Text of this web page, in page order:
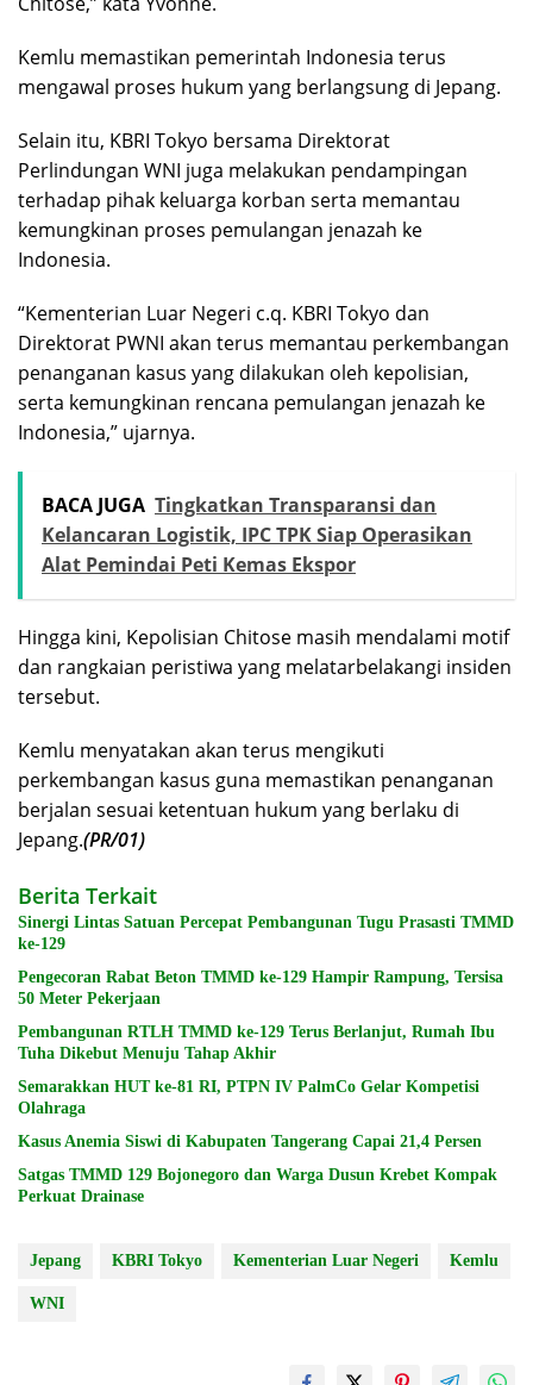
Kemlu memastikan pemerintah Indonesia terus
mengawal proses hukum yang berlangsung di Jepang.
Selain itu, KBRI Tokyo bersama Direktorat
Perlindungan WNI juga melakukan pendampingan
terhadap pihak keluarga korban serta memantau
kemungkinan proses pemulangan jenazah ke
Indonesia.
“Kementerian Luar Negeri c.q. KBRI Tokyo dan
Direktorat PWNI akan terus memantau perkembangan
penanganan kasus yang dilakukan oleh kepolisian,
serta kemungkinan rencana pemulangan jenazah ke
Indonesia,” ujarnya.
BACA JUGA Tingkatkan Transparansi dan
Kelancaran Logistik, IPC TPK Siap Operasikan
Alat Pemindai Peti Kemas Ekspor
Hingga kini, Kepolisian Chitose masih mendalami motif
dan rangkaian peristiwa yang melatarbelakangi insiden
tersebut.
Kemlu menyatakan akan terus mengikuti
perkembangan kasus guna memastikan penanganan
berjalan sesuai ketentuan hukum yang berlaku di
Jepang.(PR/01)
Berita Terkait
Sinergi Lintas Satuan Percepat Pembangunan Tugu Prasasti TMMD
ke-129
Pengecoran Rabat Beton TMMD ke-129 Hampir Rampung, Tersisa
50 Meter Pekerjaan
Pembangunan RTLH TMMD ke-129 Terus Berlanjut, Rumah Ibu
Tuha Dikebut Menuju Tahap Akhir
Semarakkan HUT ke-81 RI, PTPN IV PalmCo Gelar Kompetisi
Olahraga
Kasus Anemia Siswi di Kabupaten Tangerang Capai 21,4 Persen
Satgas TMMD 129 Bojonegoro dan Warga Dusun Krebet Kompak
Perkuat Drainase
Jepang KBRI Tokyo Kementerian Luar Negeri Kemlu
WNI